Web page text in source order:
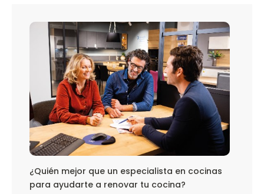
¿Quién mejor que un especialista en cocinas
para ayudarte a renovar tu cocina?